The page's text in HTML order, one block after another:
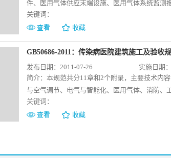
件、医用气体供应末端设施、医用气体系统监测
施工、医用气体系统检验与验收等
关键词：
查看
收藏
GB50686-2011：传染病医院建筑施工及验收
发布日期：2011-07-26
实施日期
简介： 本规范共分11章和2个附录，主要技术内
与空气调节、电气与智能化、医用气体、消防、
关键词：
查看
收藏